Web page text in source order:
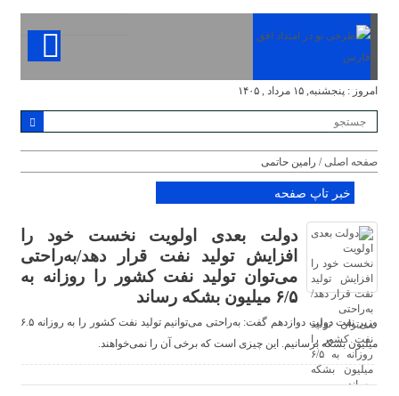
امروز : پنجشنبه, ۱۵ مرداد , ۱۴۰۵
صفحه اصلی/ رامین حاتمی
خبر تاپ صفحه
دولت‌ بعدی اولویت نخست خود را
افزایش تولید نفت قرار دهد/به‌راحتی
می‌توان تولید نفت کشور را روزانه به
۶/۵ میلیون بشکه رساند
وزیر نفت دولت دوازدهم گفت: به‌راحتی می‌توانیم تولید نفت کشور را به روزانه ۶.۵
میلیون بشکه برسانیم. این چیزی است که برخی آن را نمی‌خواهند.